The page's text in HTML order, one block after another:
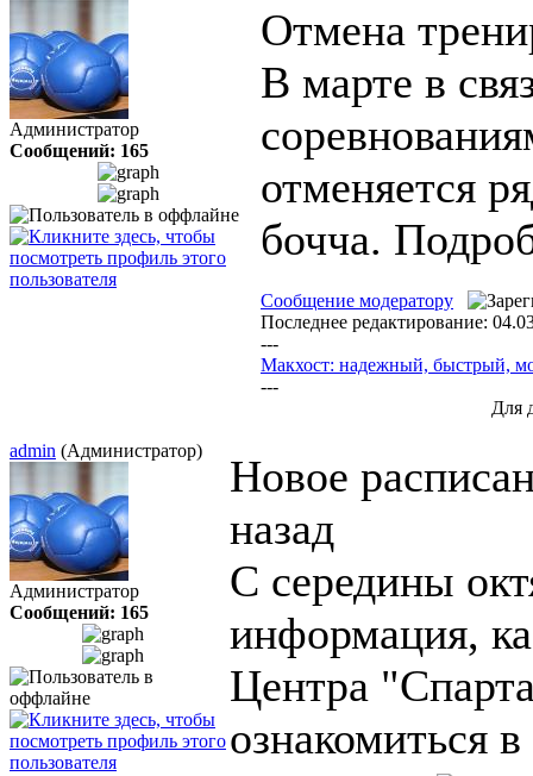
Администратор
Сообщений: 165
Отмена
В марте в
отменяется
бочча.
Сообщение модератору
Последнее редактирование:
---
Макхост: надежный, быстрый,
---
Для
admin (Администратор)
Администратор
Сообщений: 165
Новое
назад
С середины
информация,
Центра
ознакомиться